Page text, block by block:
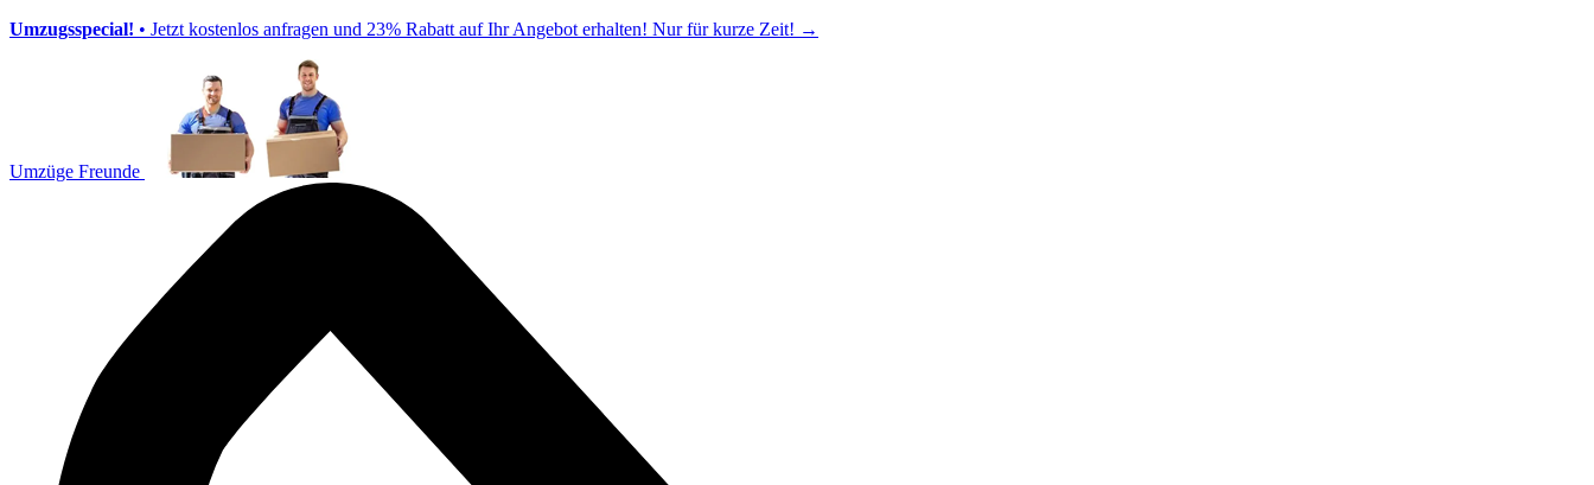
Umzugsspecial! • Jetzt kostenlos anfragen und 23% Rabatt auf Ihr Angebot erhalten! Nur für kurze Zeit! →
Umzüge Freunde